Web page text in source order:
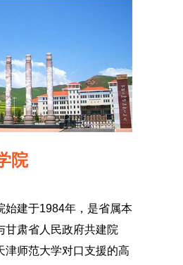
院
始建于1984年，是省属本
甘肃省人民政府共建院
津师范大学对口支援的高